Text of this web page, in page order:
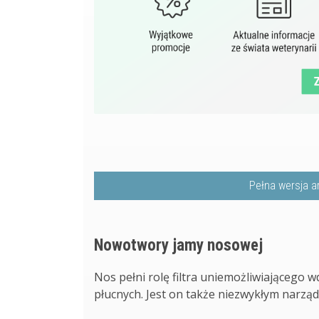
Pełna wersja
Nowotwory jamy nosowej
Nos pełni rolę filtra uniemożliwiającego
płucnych. Jest on także niezwykłym